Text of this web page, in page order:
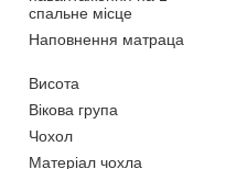
спальне місце
Наповнення матраца
Висота
Вікова група
Чохол
Матеріал чохла